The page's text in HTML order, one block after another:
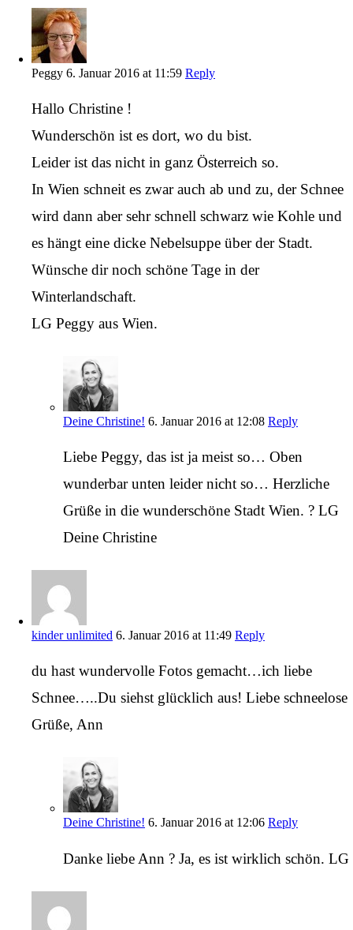
Peggy 6. Januar 2016 at 11:59 Reply
Hallo Christine !
Wunderschön ist es dort, wo du bist.
Leider ist das nicht in ganz Österreich so.
In Wien schneit es zwar auch ab und zu, der Schnee
wird dann aber sehr schnell schwarz wie Kohle und
es hängt eine dicke Nebelsuppe über der Stadt.
Wünsche dir noch schöne Tage in der
Winterlandschaft.
LG Peggy aus Wien.
Deine Christine! 6. Januar 2016 at 12:08 Reply
Liebe Peggy, das ist ja meist so… Oben
wunderbar unten leider nicht so… Herzliche
Grüße in die wunderschöne Stadt Wien. ? LG
Deine Christine
kinder unlimited 6. Januar 2016 at 11:49 Reply
du hast wundervolle Fotos gemacht…ich liebe
Schnee…..Du siehst glücklich aus! Liebe schneelose
Grüße, Ann
Deine Christine! 6. Januar 2016 at 12:06 Reply
Danke liebe Ann ? Ja, es ist wirklich schön. LG